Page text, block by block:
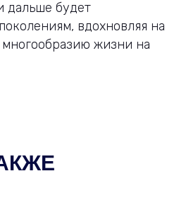
дальше будет
вдохновляя на
жизни на